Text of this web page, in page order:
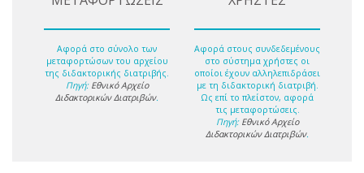
Αφορά στο σύνολο των
μεταφορτώσων του αρχείου
της διδακτορικής διατριβής.
Πηγή: Εθνικό Αρχείο
Διδακτορικών Διατριβών.
Αφορά στους συνδεδεμένους
στο σύστημα χρήστες οι
οποίοι έχουν αλληλεπιδράσει
με τη διδακτορική διατριβή.
Ως επί το πλείστον, αφορά
τις μεταφορτώσεις.
Πηγή: Εθνικό Αρχείο
Διδακτορικών Διατριβών.